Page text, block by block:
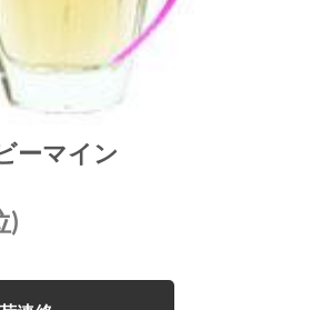
ーマイン
)